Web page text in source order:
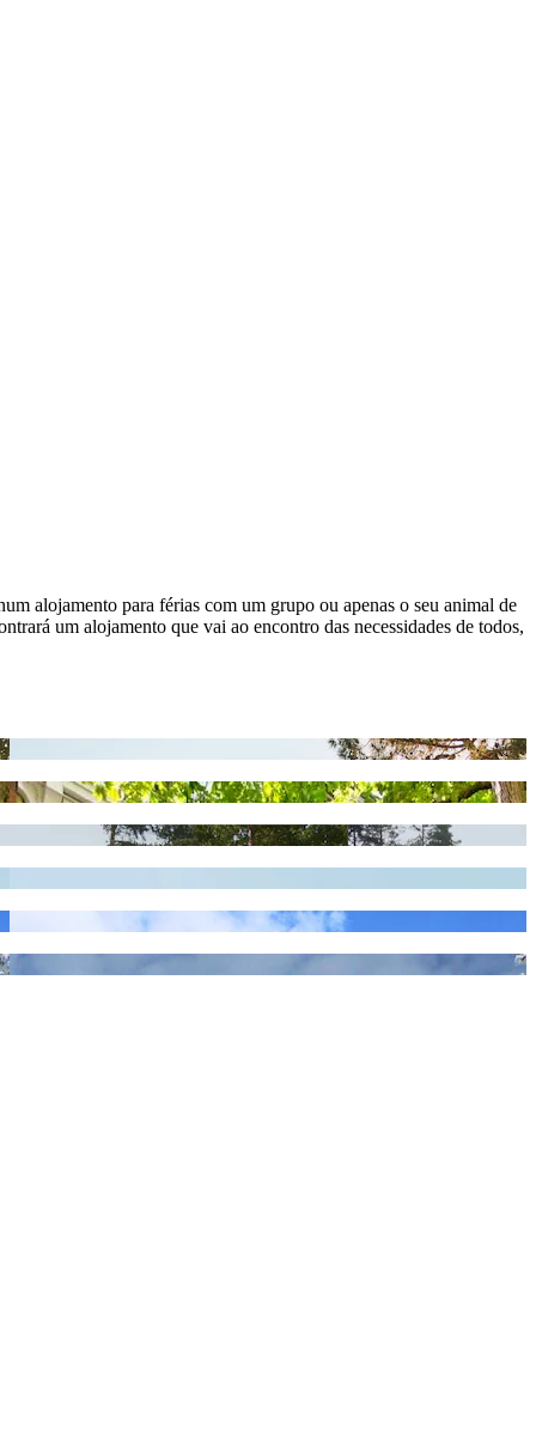
alojamento para férias com um grupo ou apenas o seu animal de
um alojamento que vai ao encontro das necessidades de todos,